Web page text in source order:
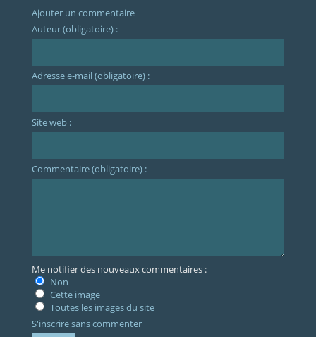
Ajouter un commentaire
Auteur (obligatoire) :
Adresse e-mail (obligatoire) :
Site web :
Commentaire (obligatoire) :
Me notifier des nouveaux commentaires :
Non
Cette image
Toutes les images du site
S'inscrire sans commenter